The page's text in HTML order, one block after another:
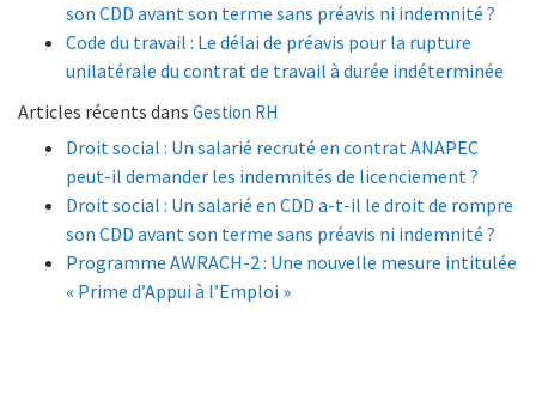
son CDD avant son terme sans préavis ni indemnité ?
Code du travail : Le délai de préavis pour la rupture
unilatérale du contrat de travail à durée indéterminée
Articles récents dans Gestion RH
Droit social : Un salarié recruté en contrat ANAPEC
peut-il demander les indemnités de licenciement ?
Droit social : Un salarié en CDD a-t-il le droit de rompre
son CDD avant son terme sans préavis ni indemnité ?
Programme AWRACH-2 : Une nouvelle mesure intitulée
« Prime d’Appui à l’Emploi »